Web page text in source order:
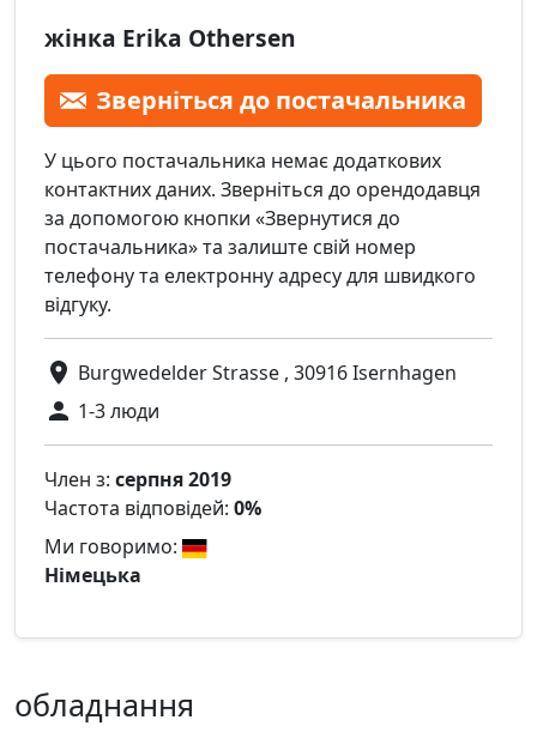
жінка Erika Othersen
Зверніться до постачальника
У цього постачальника немає додаткових
контактних даних. Зверніться до орендодавця
за допомогою кнопки «Звернутися до
постачальника» та залиште свій номер
телефону та електронну адресу для швидкого
відгуку.
Burgwedelder Strasse , 30916 Isernhagen
1-3 люди
Член з: серпня 2019
Частота відповідей: 0%
Ми говоримо:
Німецька
обладнання